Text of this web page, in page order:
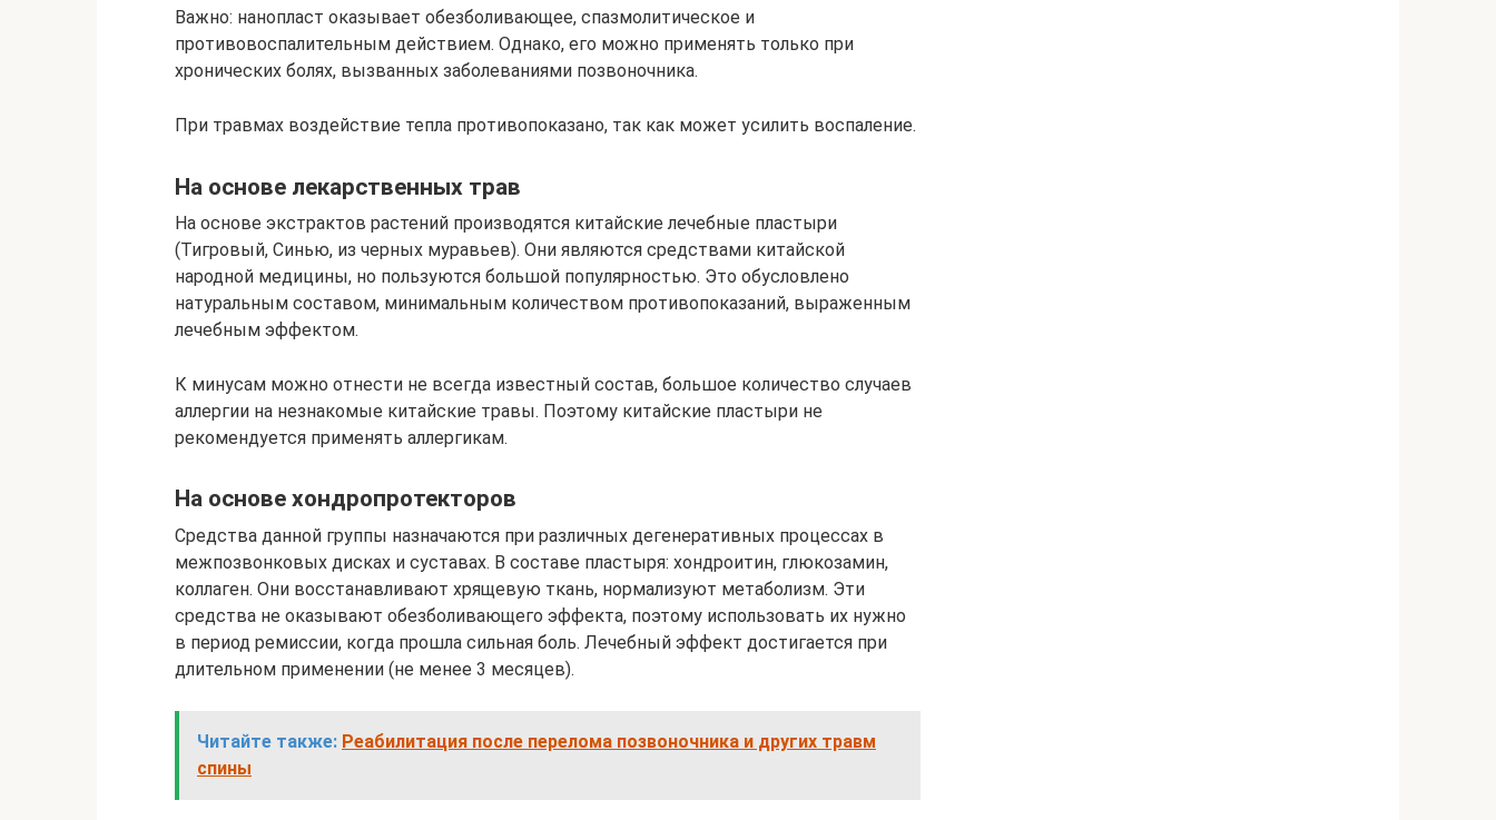
Важно: нанопласт оказывает обезболивающее, спазмолитическое и
противовоспалительным действием. Однако, его можно применять только при
хронических болях, вызванных заболеваниями позвоночника.
При травмах воздействие тепла противопоказано, так как может усилить воспаление.
На основе лекарственных трав
На основе экстрактов растений производятся китайские лечебные пластыри
(Тигровый, Синью, из черных муравьев). Они являются средствами китайской
народной медицины, но пользуются большой популярностью. Это обусловлено
натуральным составом, минимальным количеством противопоказаний, выраженным
лечебным эффектом.
К минусам можно отнести не всегда известный состав, большое количество случаев
аллергии на незнакомые китайские травы. Поэтому китайские пластыри не
рекомендуется применять аллергикам.
На основе хондропротекторов
Средства данной группы назначаются при различных дегенеративных процессах в
межпозвонковых дисках и суставах. В составе пластыря: хондроитин, глюкозамин,
коллаген. Они восстанавливают хрящевую ткань, нормализуют метаболизм. Эти
средства не оказывают обезболивающего эффекта, поэтому использовать их нужно
в период ремиссии, когда прошла сильная боль. Лечебный эффект достигается при
длительном применении (не менее 3 месяцев).
Читайте также: Реабилитация после перелома позвоночника и других травм
спины